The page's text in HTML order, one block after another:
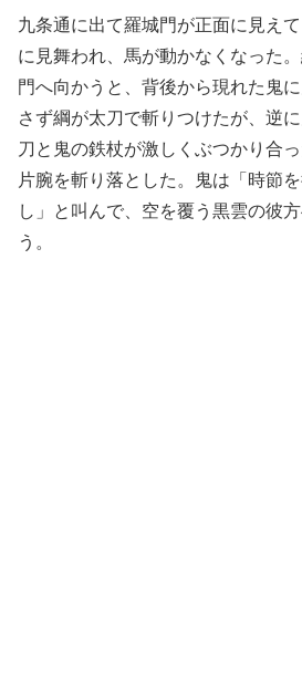
九条通に出て羅城門が正面に見え
に見舞われ、馬が動かなくなった
門へ向かうと、背後から現れた鬼
さず綱が太刀で斬りつけたが、逆
刀と鬼の鉄杖が激しくぶつかり合
片腕を斬り落とした。鬼は「時節
し」と叫んで、空を覆う黒雲の彼
う。